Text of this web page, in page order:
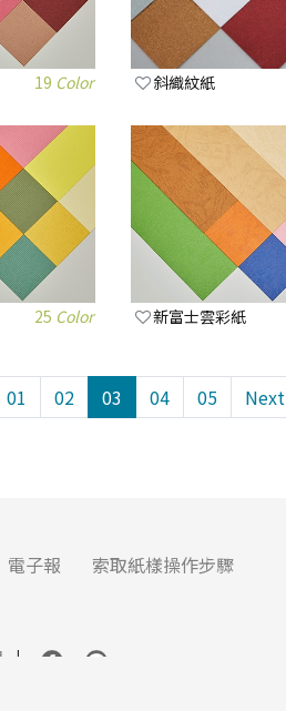
19 Color 斜織紋紙
25 Color 新富士雲彩紙
01 02 03 04 05 Next
電子報
索取紙樣操作步驟